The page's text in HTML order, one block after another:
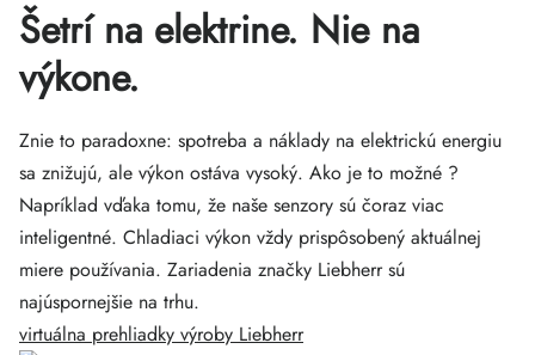
Šetrí na elektrine. Nie na
výkone.
Znie to paradoxne: spotreba a náklady na elektrickú energiu
sa znižujú, ale výkon ostáva vysoký. Ako je to možné ?
Napríklad vďaka tomu, že naše senzory sú čoraz viac
inteligentné. Chladiaci výkon vždy prispôsobený aktuálnej
miere používania. Zariadenia značky Liebherr sú
najúspornejšie na trhu.
virtuálna prehliadky výroby Liebherr